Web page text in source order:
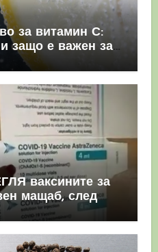
за витамин С:
защо е важен за
ваксините за
мащаб, след
причиняват